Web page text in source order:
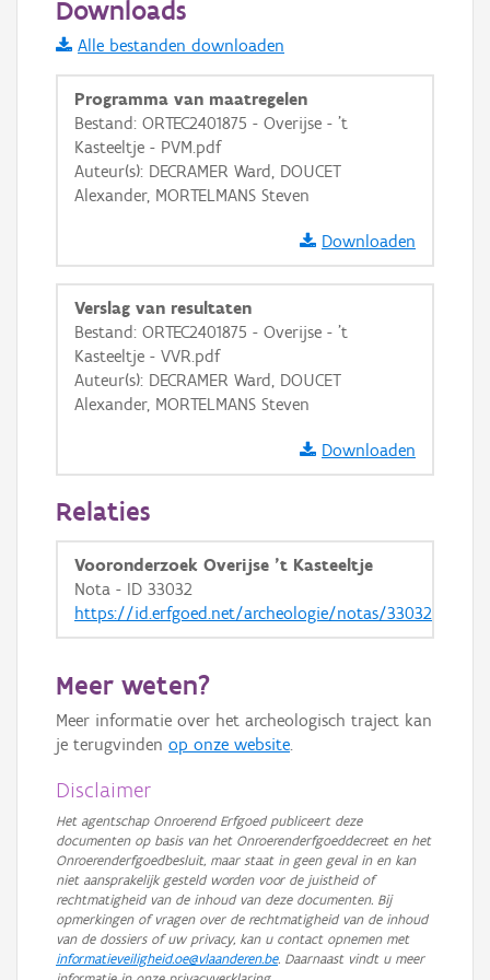
Informatie Vlaanderen
i
+ −
Basis Lagen
OSM-Basiskaart
Ortho
Downloads
Alle bestanden downloaden
Programma van maatregelen
Bestand: ORTEC2401875 - Overijse - 't
Kasteeltje - PVM.pdf
Auteur(s): DECRAMER Ward, DOUCET
Alexander, MORTELMANS Steven
Downloaden
Verslag van resultaten
Bestand: ORTEC2401875 - Overijse - 't
Kasteeltje - VVR.pdf
Auteur(s): DECRAMER Ward, DOUCET
Alexander, MORTELMANS Steven
Downloaden
Relaties
Vooronderzoek Overijse 't Kasteeltje
Nota - ID 33032
https://id.erfgoed.net/archeologie/notas/33032
Meer weten?
Meer informatie over het archeologisch traject kan
je terugvinden op onze website.
Disclaimer
Het agentschap Onroerend Erfgoed publiceert deze
documenten op basis van het Onroerenderfgoeddecreet en het
Onroerenderfgoedbesluit, maar staat in geen geval in en kan
niet aansprakelijk gesteld worden voor de juistheid of
rechtmatigheid van de inhoud van deze documenten. Bij
opmerkingen of vragen over de rechtmatigheid van de inhoud
van de dossiers of uw privacy, kan u contact opnemen met
informatieveiligheid.oe@vlaanderen.be. Daarnaast vindt u meer